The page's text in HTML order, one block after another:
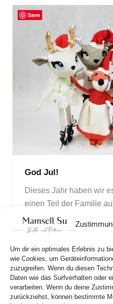
Um dir ein optimales Erlebnis zu
wie Cookies, um
zuzugreifen. Wenn du diesen
Daten wie das Surfverhalten oder
verarbeiten. Wenn du deine
zurückziehst, können bestimmte
God Jul!
Dieses Jahr haben wir
einen Teil der Familie
Oma Inga hat sich das ja
gewünscht!
Save